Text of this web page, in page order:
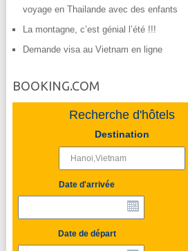
voyage en Thailande avec des enfants
La montagne, c’est génial l’été !!!
Demande visa au Vietnam en ligne
BOOKING.COM
Recherche d'hôtels
Destination
Date d'arrivée
Date de départ